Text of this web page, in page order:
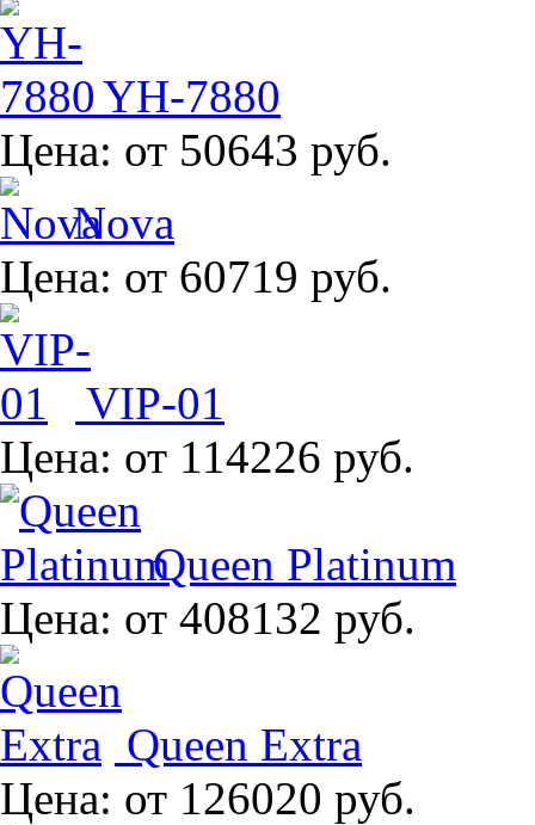
YH-7880
Цена: от 50643 руб.
Nova
Цена: от 60719 руб.
VIP-01
Цена: от 114226 руб.
Queen Platinum
Цена: от 408132 руб.
Queen Extra
Цена: от 126020 руб.